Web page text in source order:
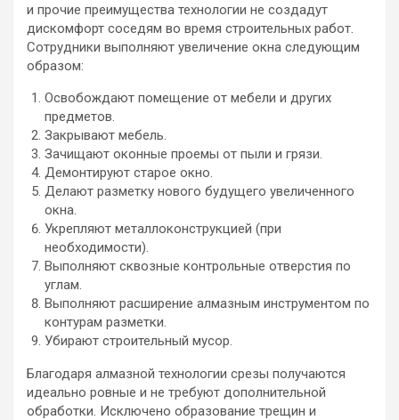
и прочие преимущества технологии не создадут
дискомфорт соседям во время строительных работ.
Сотрудники выполняют увеличение окна следующим
образом:
Освобождают помещение от мебели и других
предметов.
Закрывают мебель.
Зачищают оконные проемы от пыли и грязи.
Демонтируют старое окно.
Делают разметку нового будущего увеличенного
окна.
Укрепляют металлоконструкцией (при
необходимости).
Выполняют сквозные контрольные отверстия по
углам.
Выполняют расширение алмазным инструментом по
контурам разметки.
Убирают строительный мусор.
Благодаря алмазной технологии срезы получаются
идеально ровные и не требуют дополнительной
обработки. Исключено образование трещин и